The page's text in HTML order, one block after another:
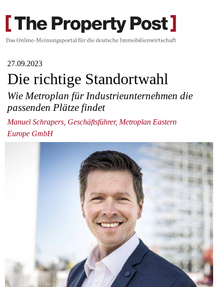
27.09.2023
Die richtige Standortwahl
Wie Metroplan für Industrieunternehmen die
passenden Plätze findet
Manuel Schrapers, Geschäftsführer, Metroplan Eastern
Europe GmbH